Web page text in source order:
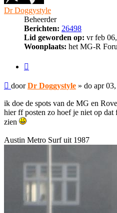
Dr Doggystyle
Beheerder
Berichten: 26498
Lid geworden op: vr feb
Woonplaats: het MG-R
Bericht
doorDr Doggystyle » do apr
ik doe de spots van de MG en
hier ff posten zo hoef je niet op
zien
Austin Metro Surf uit 1987